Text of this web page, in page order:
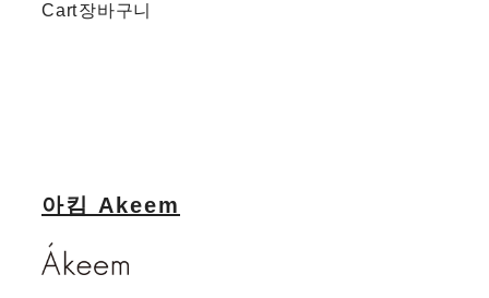
Cart장바구니
아킴 Akeem